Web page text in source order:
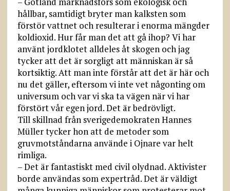
hållbar, samtidigt bryter man kalksten som
förstör vattnet och resulterar i enorma mängder
koldioxid. Hur får man det att gå ihop? Vi har
använt jordklotet alldeles åt skogen och jag
tycker att det är sorgligt att människan är så
kortsiktig. Att man inte förstår att det är här och
nu det gäller, eftersom vi inte vet någonting om
universum och var vi ska ta vägen när vi har
förstört vår egen jord. Det är bedrövligt.
Till skillnad från sverigedemokraten Hannes
Müller tycker hon att de metoder som
gruvmotståndarna använde i Ojnare var helt
rimliga.
– Det är fantastiskt med civil olydnad. Aktivister
borde användas som expertråd. Det är väldigt